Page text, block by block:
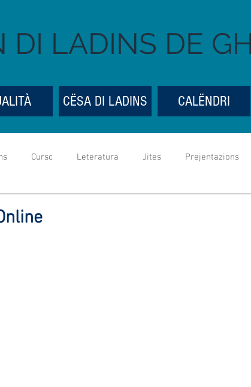
DI LADINS DE
CËSA DI LADINS CALËNDRI
Cursc Leteratura Jites Prejentazions